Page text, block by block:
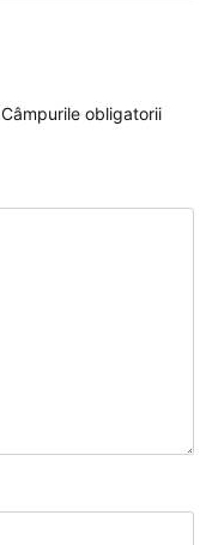
Câmpurile obligatorii